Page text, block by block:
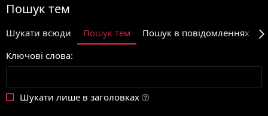
Пошук тем
Шукати всюди Пошук тем
Пошук в повідомленнях
Ключові слова
Шукати лише в заголовках